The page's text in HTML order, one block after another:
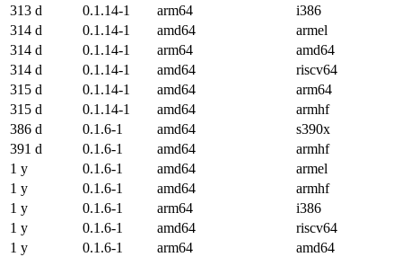
313 d
0.1.14-1 arm64
i386
314 d
0.1.14-1 amd64
armel
314 d
0.1.14-1 arm64
amd64
314 d
0.1.14-1 amd64
riscv64
315 d
0.1.14-1 amd64
arm64
315 d
0.1.14-1 amd64
armhf
386 d
0.1.6-1 amd64
s390x
391 d
0.1.6-1 amd64
armhf
1 y
0.1.6-1 amd64
armel
1 y
0.1.6-1 amd64
armhf
1 y
0.1.6-1 arm64
i386
1 y
0.1.6-1 amd64
riscv64
1 y
0.1.6-1 arm64
amd64